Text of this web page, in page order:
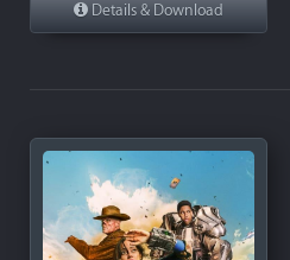
Details & Download